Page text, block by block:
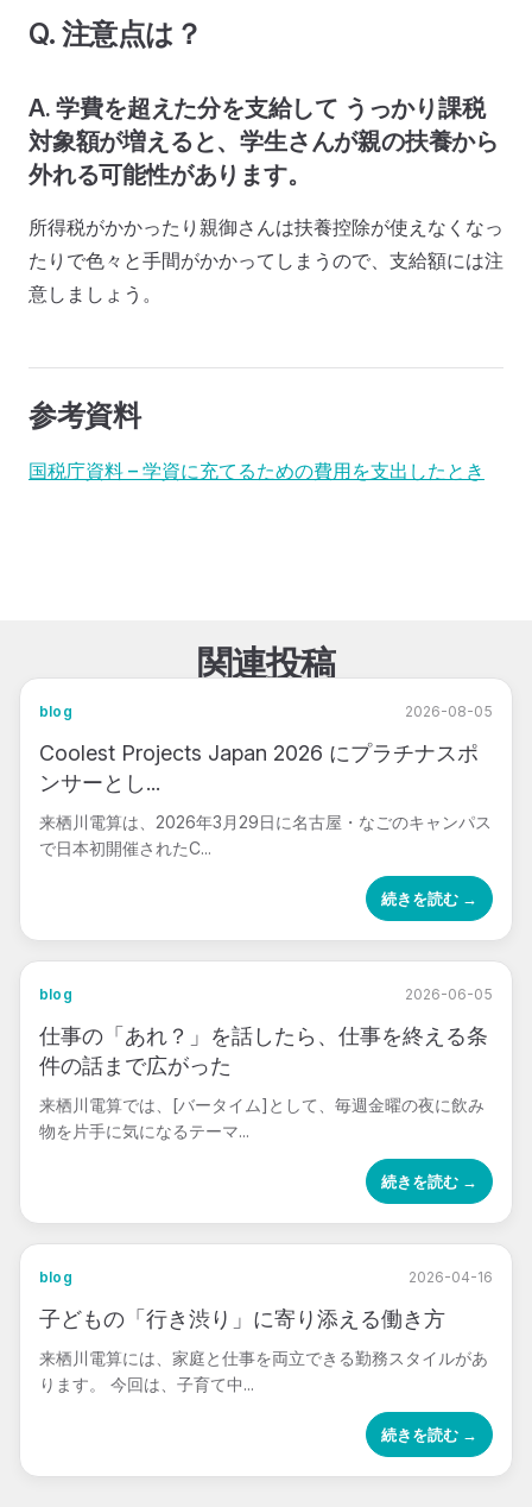
Q. 注意点は？
A. 学費を超えた分を支給して うっかり課税
対象額が増えると、学生さんが親の扶養から
外れる可能性があります。
所得税がかかったり親御さんは扶養控除が使えなくなっ
たりで色々と手間がかかってしまうので、支給額には注
意しましょう。
参考資料
国税庁資料 – 学資に充てるための費用を支出したとき
関連投稿
blog 2026-08-05
Coolest Projects Japan 2026 にプラチナスポ
ンサーとし...
来栖川電算は、2026年3月29日に名古屋・なごのキャンパス
で日本初開催されたC...
続きを読む →
blog 2026-06-05
仕事の「あれ？」を話したら、仕事を終える条
件の話まで広がった
来栖川電算では、[バータイム]として、毎週金曜の夜に飲み
物を片手に気になるテーマ...
続きを読む →
blog 2026-04-16
子どもの「行き渋り」に寄り添える働き方
来栖川電算には、家庭と仕事を両立できる勤務スタイルがあ
ります。 今回は、子育て中...
続きを読む →